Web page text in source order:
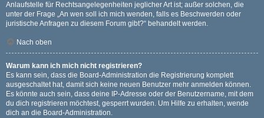
Anlaufstelle für Rechtsangelegenheiten jeglicher Art ist; außer solchen, die
unter der Frage „An wen soll ich mich wenden, falls es Beschwerden oder
juristische Anfragen zu diesem Forum gibt?“ behandelt werden.
Nach oben
Warum kann ich mich nicht registrieren?
Es kann sein, dass die Board-Administration die Registrierung komplett
ausgeschaltet hat, damit sich keine neuen Benutzer mehr anmelden können.
Es könnte auch sein, dass deine IP-Adresse oder der Benutzername, mit dem
du dich registrieren möchtest, gesperrt wurden. Um Hilfe zu erhalten, wende
dich an die Board-Administration.